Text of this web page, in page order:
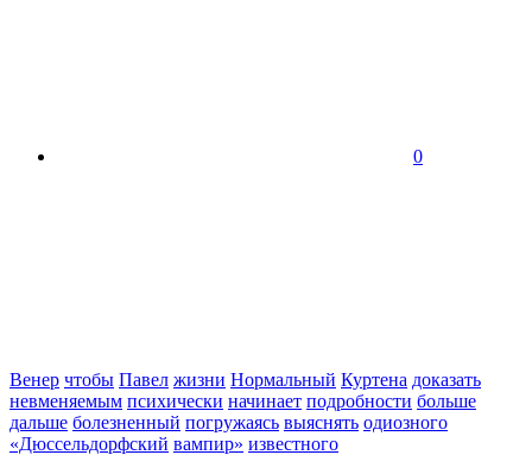
0
Венер чтобы Павел жизни Нормальный Куртена доказать
невменяемым психически начинает подробности больше
дальше болезненный погружаясь выяснять одиозного
«Дюссельдорфский вампир» известного